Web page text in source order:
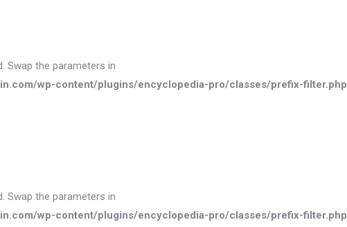
Swap the parameters in
wp-content/plugins/encyclopedia-pro/classes/prefix-filter.php
Swap the parameters in
wp-content/plugins/encyclopedia-pro/classes/prefix-filter.php